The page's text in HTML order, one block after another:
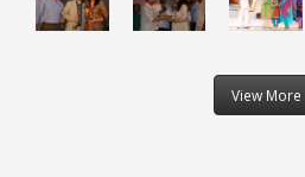
View More